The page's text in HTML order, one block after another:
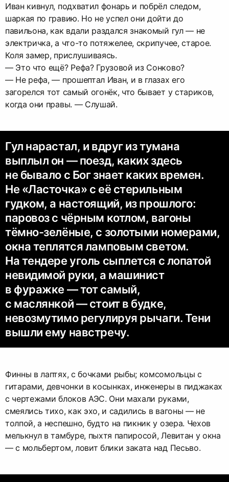
Иван кивнул, подхватил фонарь и побрёл следом,
шаркая по гравию. Но не успел они дойти до
павильона, как вдали раздался знакомый гул — не
электричка, а что-то потяжелее, скрипучее, старое.
Коля замер, прислушиваясь.
— Это что ещё? Рефа? Грузовой из Сонково?
— Не рефа, — прошептал Иван, и в глазах его
загорелся тот самый огонёк, что бывает у стариков,
когда они правы. — Слушай.
Гул нарастал, и вдруг из тумана
выплыл он — поезд, каких здесь
не бывало с Бог знает каких времен.
Не «Ласточка» с её стерильным
гудком, а настоящий, из прошлого:
паровоз с чёрным котлом, вагоны
тёмно-зелёные, с золотыми номерами,
окна теплятся ламповым светом.
На тендере уголь сыплется с лопатой
невидимой руки, а машинист
в фуражке — тот самый,
с маслянкой — стоит в будке,
невозмутимо регулируя рычаги. Тени
вышли ему навстречу.
Финны в лаптях, с бочками рыбы; комсомольцы с
гитарами, девчонки в косынках, инженеры в пиджаках
с чертежами блоков АЭС. Они махали руками,
смеялись тихо, как эхо, и садились в вагоны — не
толпой, а неспешно, будто на пикник у озера. Чехов
мелькнул в тамбуре, пыхтя папиросой, Левитан у окна
— с мольбертом, ловит блики заката над Песьво.